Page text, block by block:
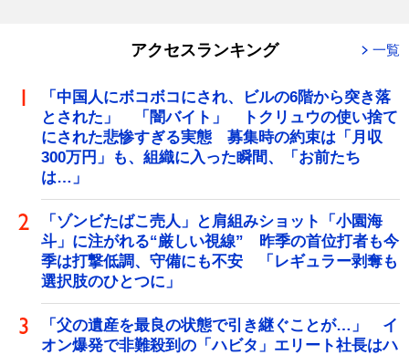
アクセスランキング 一覧
「中国人にボコボコにされ、ビルの6階から突き落
とされた」 「闇バイト」 トクリュウの使い捨て
にされた悲惨すぎる実態 募集時の約束は「月収
300万円」も、組織に入った瞬間、「お前たち
は…」
「ゾンビたばこ売人」と肩組みショット「小園海
斗」に注がれる“厳しい視線” 昨季の首位打者も今
季は打撃低調、守備にも不安 「レギュラー剥奪も
選択肢のひとつに」
「父の遺産を最良の状態で引き継ぐことが…」 イ
オン爆発で非難殺到の「ハビタ」エリート社長はハ